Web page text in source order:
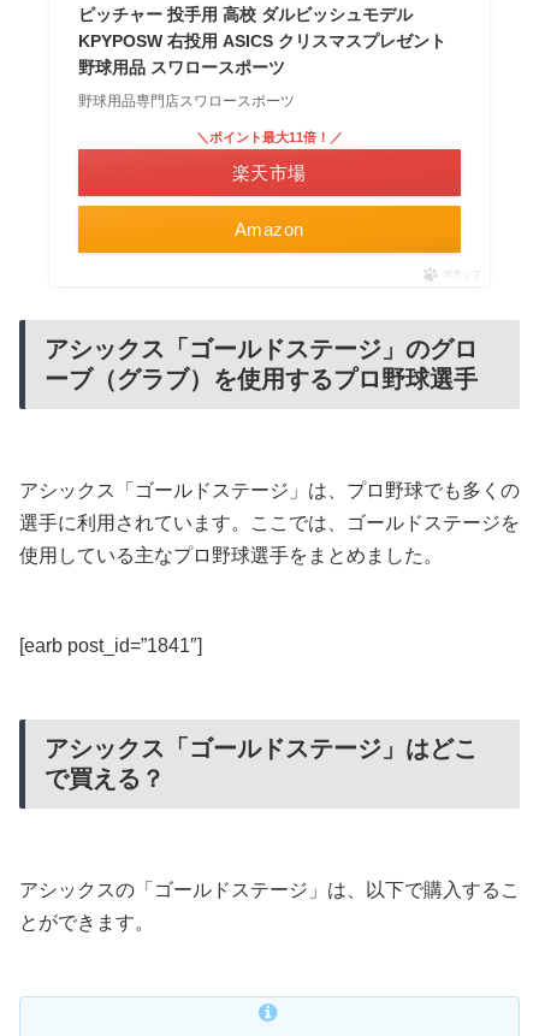
ピッチャー 投手用 高校 ダルビッシュモデル
KPYPOSW 右投用 ASICS クリスマスプレゼント
野球用品 スワロースポーツ
野球用品専門店スワロースポーツ
Amazon
＼ポイント最大11倍！／
楽天市場
ポチップ
アシックス「ゴールドステージ」のグロ
ーブ（グラブ）を使用するプロ野球選手
アシックス「ゴールドステージ」は、プロ野球でも多くの
選手に利用されています。ここでは、ゴールドステージを
使用している主なプロ野球選手をまとめました。
[earb post_id=”1841″]
アシックス「ゴールドステージ」はどこ
で買える？
アシックスの「ゴールドステージ」は、以下で購入するこ
とができます。